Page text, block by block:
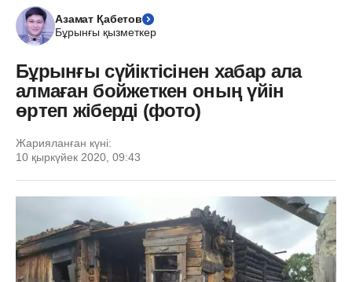
Азамат Қабетов
Бұрынғы қызметкер
Бұрынғы сүйіктісінен хабар ала
алмаған бойжеткен оның үйін
өртеп жіберді (фото)
Жарияланған күні:
10 қыркүйек 2020, 09:43